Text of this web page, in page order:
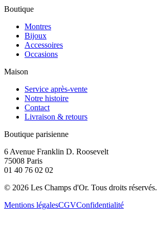
Boutique
Montres
Bijoux
Accessoires
Occasions
Maison
Service après-vente
Notre histoire
Contact
Livraison & retours
Boutique parisienne
6 Avenue Franklin D. Roosevelt
75008 Paris
01 40 76 02 02
© 2026 Les Champs d'Or. Tous droits réservés.
Mentions légalesCGVConfidentialité